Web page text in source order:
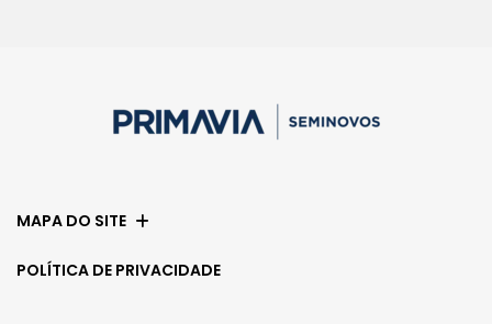
MAPA DO SITE
POLÍTICA DE PRIVACIDADE